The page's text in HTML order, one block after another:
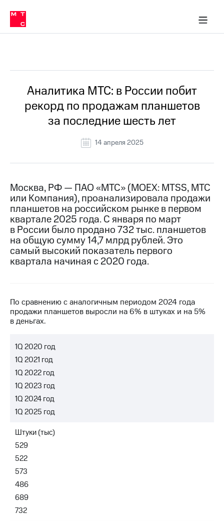
Медиа-центр
и акционерам
Устойчивое развитие
Комплаенс и деловая этика
компании
Карьера
История
компании
Руководство
информация
Контакты
Медиа-центр
Пресс-
релизы
МТС
о технологиях
Финансовая
отчетность
в
регионе
и акционерам
Корпоративное
управление
Корпоративный
в МТС
Пресс-
релизы
МТС
о технологиях
Аналитика МТС: в России побит
рекорд по продажам планшетов
за последние шесть лет
14 апреля 2025
Москва, РФ — ПАО «МТС» (MOEX: MTSS, МТС
или Компания), проанализировала продажи
планшетов на российском рынке в первом
квартале 2025 года. С января по март
в России было продано 732 тыс. планшетов
на общую сумму 14,7 млрд рублей. Это
самый высокий показатель первого
квартала начиная с 2020 года.
По сравнению с аналогичным периодом 2024 года
продажи планшетов выросли на 6% в штуках и на 5%
в деньгах.
1Q 2020 год
1Q 2021 год
1Q 2022 год
1Q 2023 год
1Q 2024 год
1Q 2025 год
Штуки (тыс)
529
522
573
486
689
732